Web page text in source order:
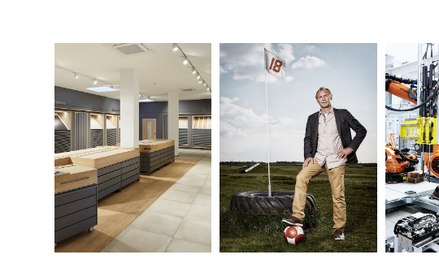
KERAMUNDO DIETER ECKSTEIN